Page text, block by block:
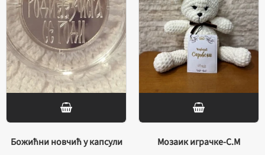
Божићни новчић у капсули
Мозаик играчке-С.М